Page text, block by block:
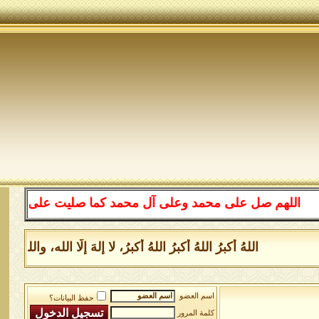
صل على محمد وعلى آل محمد كما صليت على إبراهيم
اللهُ أكبرُ اللهُ أكبرُ اللهُ أكبرُ، لا إلهَ إلَّا الله،
اسم العضو
حفظ البيانات؟
كلمة المرور